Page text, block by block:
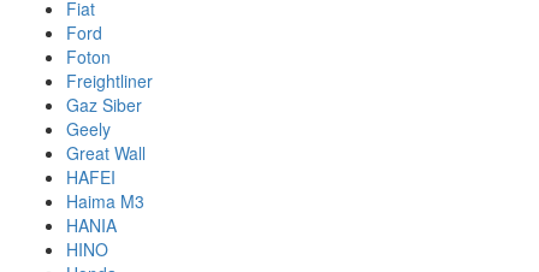
Fiat
Ford
Foton
Freightliner
Gaz Siber
Geely
Great Wall
HAFEI
Haima M3
HANIA
HINO